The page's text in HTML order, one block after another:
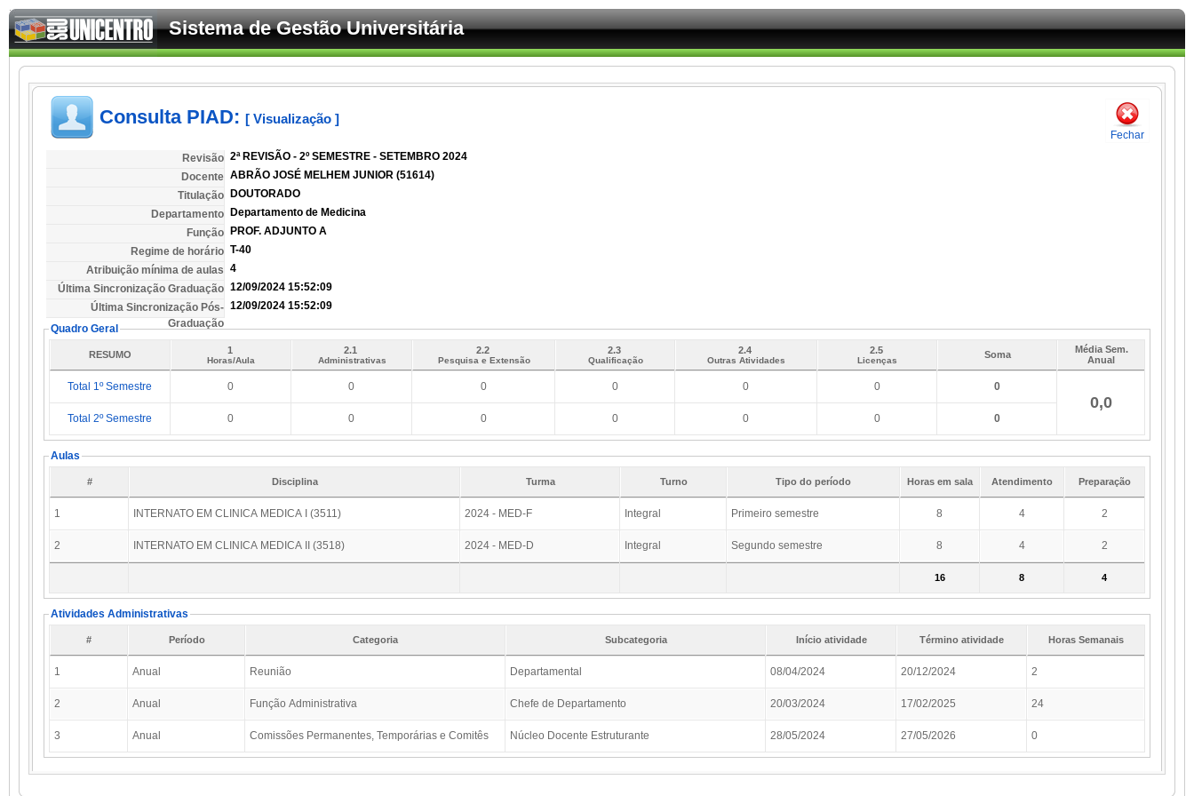
Sistema de Gestão Universitária
Fechar
Consulta PIAD: [ Visualização ]
Revisão 2ª REVISÃO - 2º SEMESTRE - SETEMBRO 2024
Docente ABRÃO JOSÉ MELHEM JUNIOR (51614)
Titulação
DOUTORADO
Departamento
Departamento de Medicina
Função
PROF. ADJUNTO A
Regime de horário T-40
Atribuição mínima de aulas 4
Última Sincronização Graduação 12/09/2024 15:52:09
Última Sincronização Pós-
Graduação
12/09/2024 15:52:09
Quadro Geral
RESUMO 1
Horas/Aula
2.1
Administrativas
2.2
Pesquisa e Extensão
2.3
Qualificação
2.4
Outras Atividades
2.5
Licenças
Soma
Média Sem.
Anual
Total 1º Semestre 0 0 0 0 0 0 0
0,0
Total 2º Semestre 0 0 0 0 0 0 0
Aulas
# Disciplina Turma Turno Tipo do período Horas em sala Atendimento Preparação
1 INTERNATO EM CLINICA MEDICA I (3511) 2024 - MED-F Integral Primeiro semestre 8 4 2
2 INTERNATO EM CLINICA MEDICA II (3518) 2024 - MED-D Integral Segundo semestre 8 4 2
16 8 4
Atividades Administrativas
# Período Categoria Subcategoria Início atividade Término atividade Horas Semanais
1 Anual Reunião Departamental 08/04/2024 20/12/2024 2
2 Anual Função Administrativa Chefe de Departamento 20/03/2024 17/02/2025 24
3 Anual Comissões Permanentes, Temporárias e Comitês Núcleo Docente Estruturante 28/05/2024 27/05/2026 0